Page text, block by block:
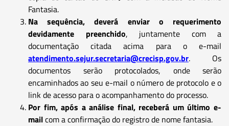
Fantasia.
Na sequência, deverá enviar o requerimento
devidamente preenchido, juntamente com a
documentação citada acima para o e-mail
atendimento.sejur.secretaria@crecisp.gov.br. Os
documentos serão protocolados, onde serão
encaminhados ao seu e-mail o número de protocolo e o
link de acesso para o acompanhamento do processo.
Por fim, após a análise final, receberá um último e-
mailcom a confirmação do registro de nome fantasia.